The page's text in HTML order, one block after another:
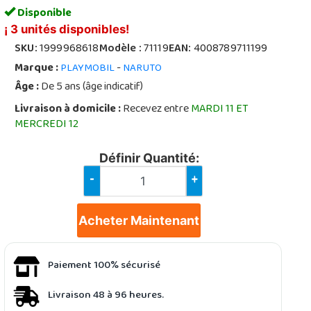
Disponible
¡ 3 unités disponibles!
SKU:1999968618Modèle :71119EAN:4008789711199
Marque :PLAYMOBIL-NARUTO
Âge :De 5 ans (âge indicatif)
Livraison à domicile :Recevez entreMARDI 11 ET
MERCREDI 12
Définir Quantité:
- +
Acheter Maintenant
Paiement 100% sécurisé
Livraison 48 à 96 heures.